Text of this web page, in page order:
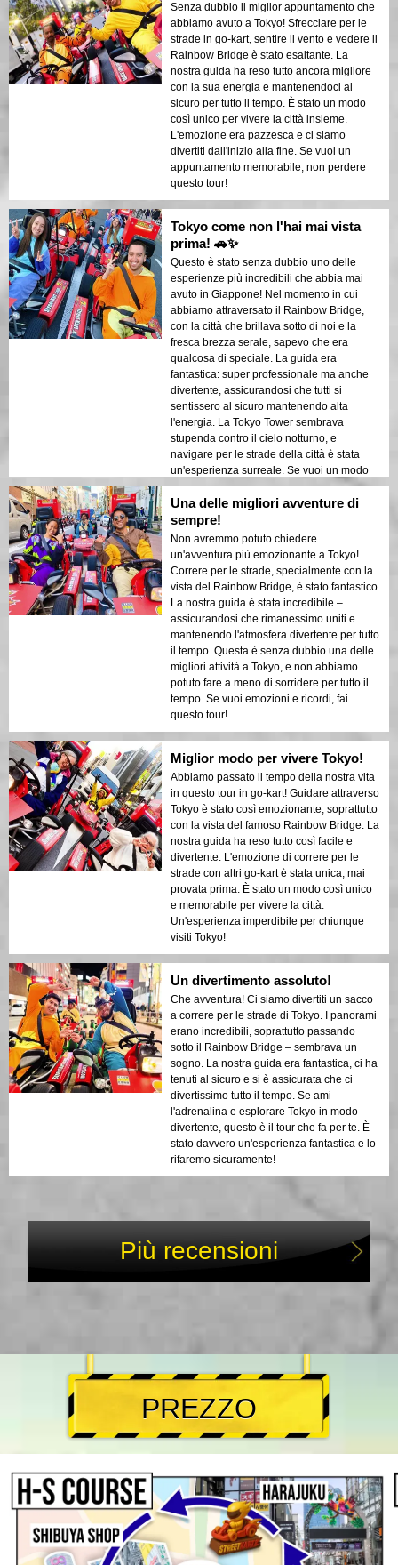
Senza dubbio il miglior appuntamento che
abbiamo avuto a Tokyo! Sfrecciare per le
strade in go-kart, sentire il vento e vedere il
Rainbow Bridge è stato esaltante. La
nostra guida ha reso tutto ancora migliore
con la sua energia e mantenendoci al
sicuro per tutto il tempo. È stato un modo
così unico per vivere la città insieme.
L'emozione era pazzesca e ci siamo
divertiti dall'inizio alla fine. Se vuoi un
appuntamento memorabile, non perdere
questo tour!
Tokyo come non l'hai mai vista
prima! 🚗✨
Questo è stato senza dubbio uno delle
esperienze più incredibili che abbia mai
avuto in Giappone! Nel momento in cui
abbiamo attraversato il Rainbow Bridge,
con la città che brillava sotto di noi e la
fresca brezza serale, sapevo che era
qualcosa di speciale. La guida era
fantastica: super professionale ma anche
divertente, assicurandosi che tutti si
sentissero al sicuro mantenendo alta
l'energia. La Tokyo Tower sembrava
stupenda contro il cielo notturno, e
navigare per le strade della città è stata
un'esperienza surreale. Se vuoi un modo
unico per esplorare Tokyo, questo è quello
giusto!
Una delle migliori avventure di
sempre!
Non avremmo potuto chiedere
un'avventura più emozionante a Tokyo!
Correre per le strade, specialmente con la
vista del Rainbow Bridge, è stato fantastico.
La nostra guida è stata incredibile –
assicurandosi che rimanessimo uniti e
mantenendo l'atmosfera divertente per tutto
il tempo. Questa è senza dubbio una delle
migliori attività a Tokyo, e non abbiamo
potuto fare a meno di sorridere per tutto il
tempo. Se vuoi emozioni e ricordi, fai
questo tour!
Miglior modo per vivere Tokyo!
Abbiamo passato il tempo della nostra vita
in questo tour in go-kart! Guidare attraverso
Tokyo è stato così emozionante, soprattutto
con la vista del famoso Rainbow Bridge. La
nostra guida ha reso tutto così facile e
divertente. L'emozione di correre per le
strade con altri go-kart è stata unica, mai
provata prima. È stato un modo così unico
e memorabile per vivere la città.
Un'esperienza imperdibile per chiunque
visiti Tokyo!
Un divertimento assoluto!
Che avventura! Ci siamo divertiti un sacco
a correre per le strade di Tokyo. I panorami
erano incredibili, soprattutto passando
sotto il Rainbow Bridge – sembrava un
sogno. La nostra guida era fantastica, ci ha
tenuti al sicuro e si è assicurata che ci
divertissimo tutto il tempo. Se ami
l'adrenalina e esplorare Tokyo in modo
divertente, questo è il tour che fa per te. È
stato davvero un'esperienza fantastica e lo
rifaremo sicuramente!
Più recensioni
PREZZO